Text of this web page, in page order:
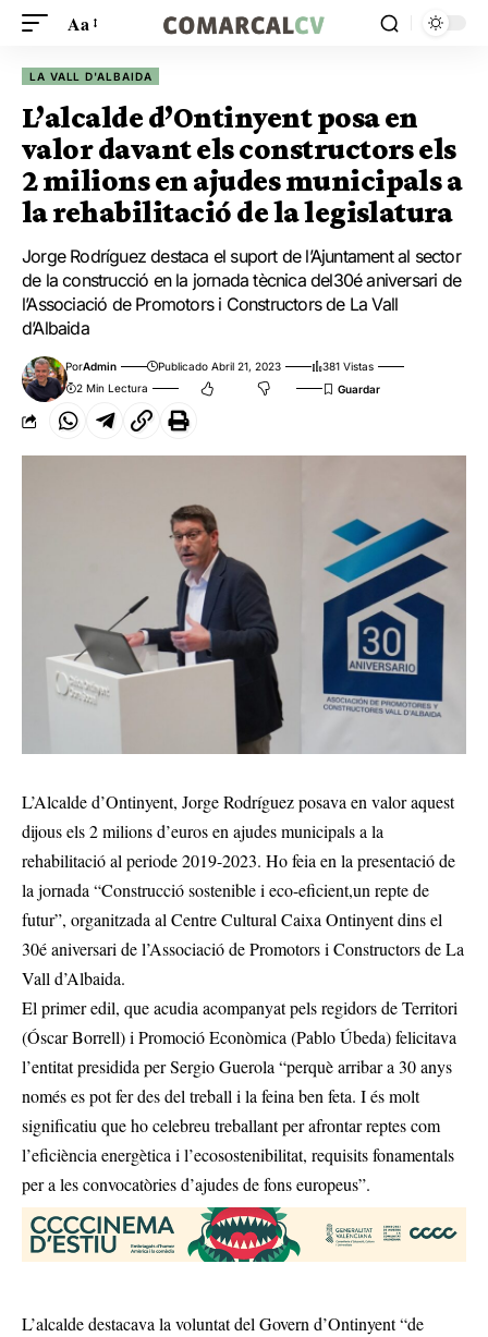
Aa
LA VALL D'ALBAIDA
L’alcalde d’Ontinyent posa en
valor davant els constructors els
2 milions en ajudes municipals a
la rehabilitació de la legislatura
Jorge Rodríguez destaca el suport de l’Ajuntament al sector
de la construcció en la jornada tècnica del30é aniversari de
l’Associació de Promotors i Constructors de La Vall
d’Albaida
PorAdmin Publicado Abril 21, 2023
381 Vistas
2 Min Lectura
L’Alcalde d’Ontinyent, Jorge Rodríguez posava en valor aquest
dijous els 2 milions d’euros en ajudes municipals a la
rehabilitació al periode 2019-2023. Ho feia en la presentació de
la jornada “Construcció sostenible i eco-eficient,un repte de
futur”, organitzada al Centre Cultural Caixa Ontinyent dins el
30é aniversari de l’Associació de Promotors i Constructors de La
Vall d’Albaida.
El primer edil, que acudia acompanyat pels regidors de Territori
(Óscar Borrell) i Promoció Econòmica (Pablo Úbeda) felicitava
l’entitat presidida per Sergio Guerola “perquè arribar a 30 anys
només es pot fer des del treball i la feina ben feta. I és molt
significatiu que ho celebreu treballant per afrontar reptes com
l’eficiència energètica i l’ecosostenibilitat, requisits fonamentals
per a les convocatòries d’ajudes de fons europeus”.
L’alcalde destacava la voluntat del Govern d’Ontinyent “de